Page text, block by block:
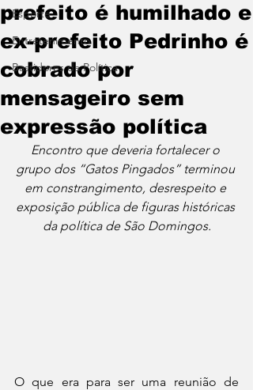
Esporte
Entretenimento
Bastidores da Política
prefeito é humilhado e
ex-prefeito Pedrinho é
cobrado por
mensageiro sem
expressão política
Encontro que deveria fortalecer o
grupo dos “Gatos Pingados” terminou
em constrangimento, desrespeito e
exposição pública de figuras históricas
da política de São Domingos.
O que era para ser uma reunião de